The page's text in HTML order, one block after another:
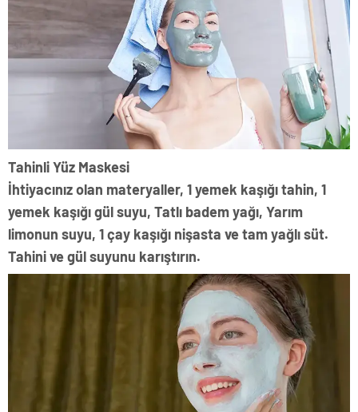
Tahinli Yüz Maskesi
İhtiyacınız olan materyaller, 1 yemek kaşığı tahin, 1
yemek kaşığı gül suyu, Tatlı badem yağı, Yarım
limonun suyu, 1 çay kaşığı nişasta ve tam yağlı süt.
Tahini ve gül suyunu karıştırın.